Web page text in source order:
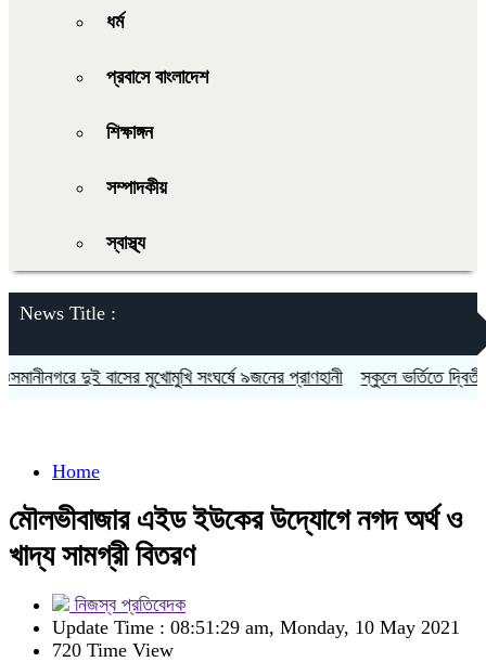
ধর্ম
প্রবাসে বাংলাদেশ
শিক্ষাঙ্গন
সম্পাদকীয়
স্বাস্থ্য
News Title :
দুই বাসের মুখোমুখি সংঘর্ষে ৯জনের প্রাণহানী স্কুলে ভর্তিতে দ্বিতীয়-
Home
মৌলভীবাজার এইড ইউকের উদ্যোগে নগদ অর্থ ও
খাদ্য সামগ্রী বিতরণ
নিজস্ব প্রতিবেদক
Update Time : 08:51:29 am, Monday, 10 May 2021
720 Time View